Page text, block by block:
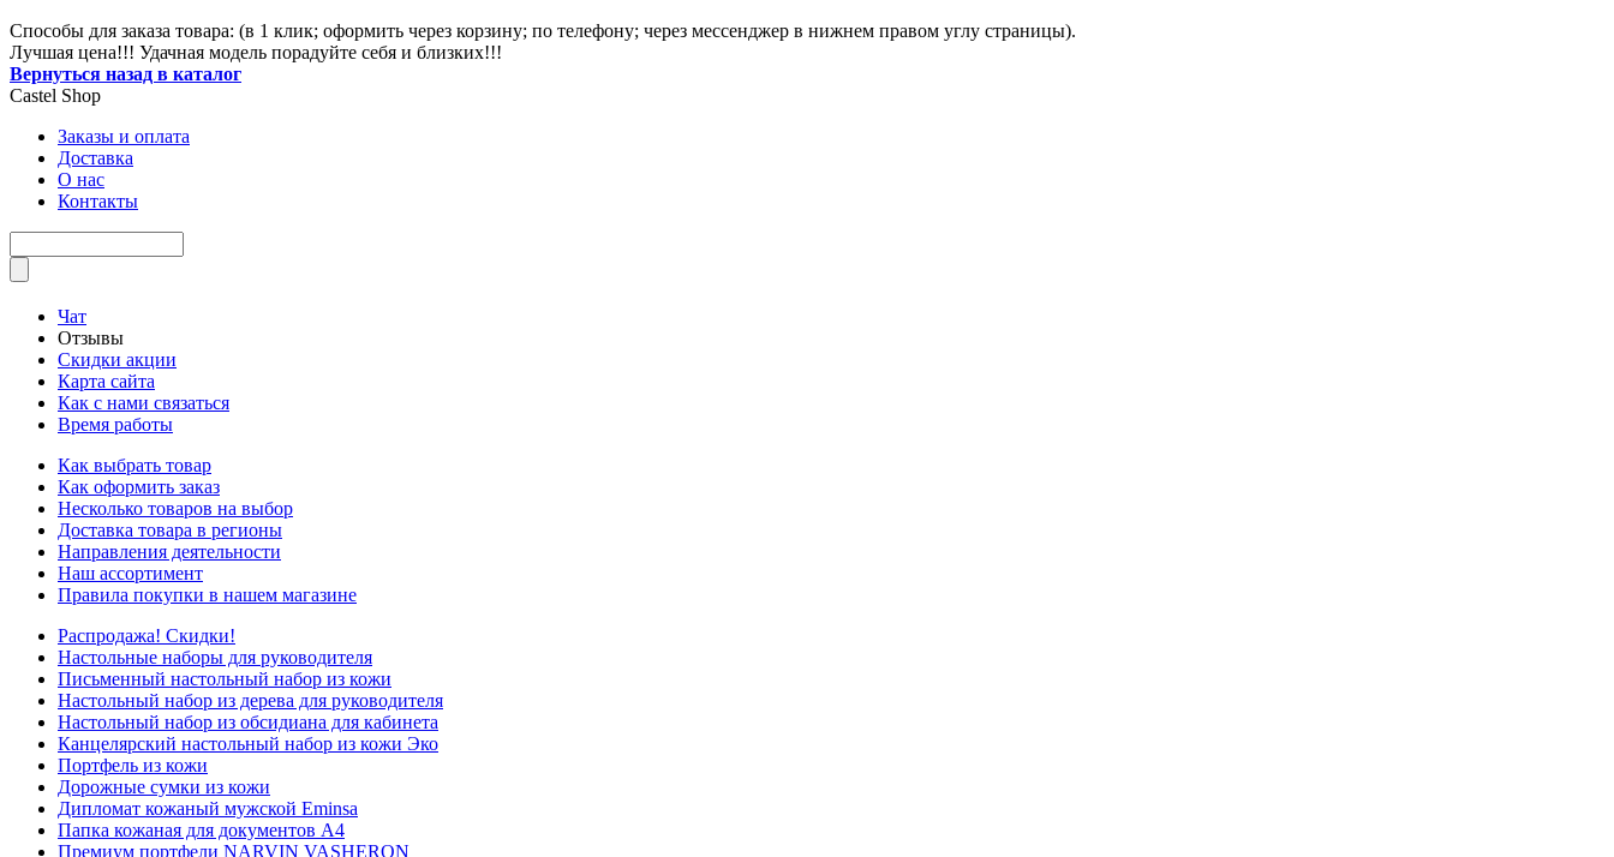
Способы для заказа товара: (в 1 клик; оформить через корзину; по телефону; через мессенджер в нижнем правом углу страницы).
Лучшая цена!!! Удачная модель порадуйте себя и близких!!!
Вернуться назад в каталог
Castel Shop
Заказы и оплата
Доставка
О нас
Контакты
Чат
Отзывы
Скидки акции
Карта сайта
Как с нами связаться
Время работы
Как выбрать товар
Как оформить заказ
Несколько товаров на выбор
Доставка товара в регионы
Направления деятельности
Наш ассортимент
Правила покупки в нашем магазине
Распродажа! Скидки!
Настольные наборы для руководителя
Письменный настольный набор из кожи
Настольный набор из дерева для руководителя
Настольный набор из обсидиана для кабинета
Канцелярский настольный набор из кожи Эко
Портфель из кожи
Дорожные сумки из кожи
Дипломат кожаный мужской Eminsa
Папка кожаная для документов А4
Премиум портфели NARVIN VASHERON